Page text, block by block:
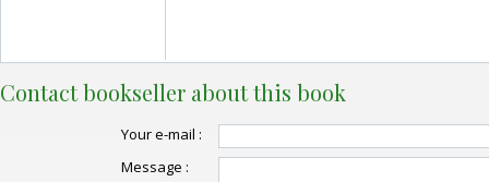
Contact bookseller about this book
Your e-mail :
Message :